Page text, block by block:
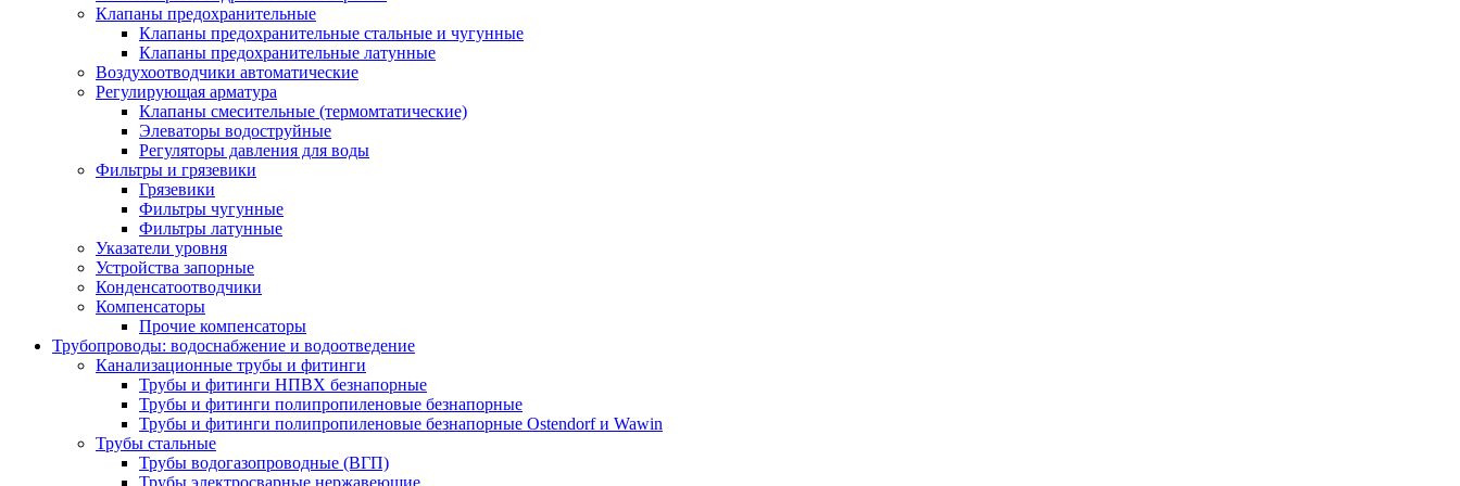
Клапаны предохранительные
Клапаны предохранительные стальные и чугунные
Клапаны предохранительные латунные
Воздухоотводчики автоматические
Регулирующая арматура
Клапаны смесительные (термомтатические)
Элеваторы водоструйные
Регуляторы давления для воды
Фильтры и грязевики
Грязевики
Фильтры чугунные
Фильтры латунные
Указатели уровня
Устройства запорные
Конденсатоотводчики
Компенсаторы
Прочие компенсаторы
Трубопроводы: водоснабжение и водоотведение
Канализационные трубы и фитинги
Трубы и фитинги НПВХ безнапорные
Трубы и фитинги полипропиленовые безнапорные
Трубы и фитинги полипропиленовые безнапорные Ostendorf и Wawin
Трубы стальные
Трубы водогазопроводные (ВГП)
Трубы электросварные нержавеющие